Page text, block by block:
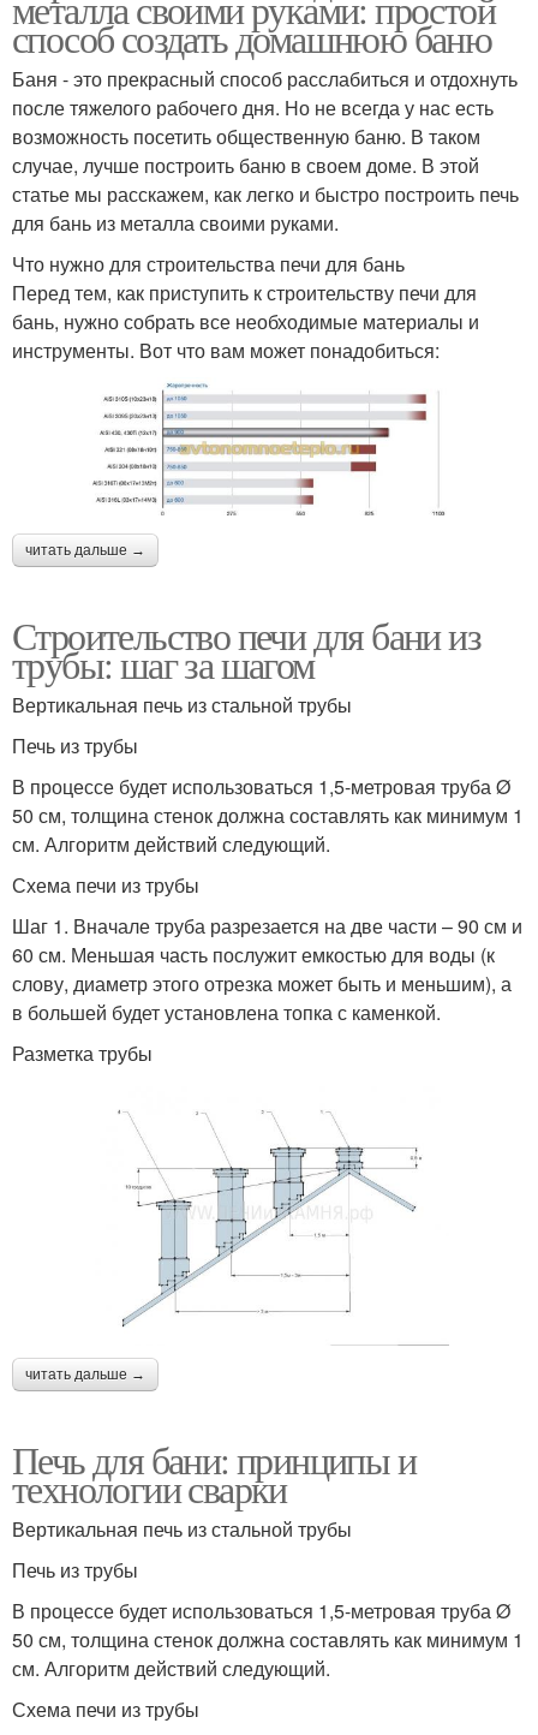
способ создать домашнюю баню
Баня - это прекрасный способ расслабиться и отдохнуть
после тяжелого рабочего дня. Но не всегда у нас есть
возможность посетить общественную баню. В таком
случае, лучше построить баню в своем доме. В этой
статье мы расскажем, как легко и быстро построить печь
для бань из металла своими руками.
Что нужно для строительства печи для бань
Перед тем, как приступить к строительству печи для
бань, нужно собрать все необходимые материалы и
инструменты. Вот что вам может понадобиться:
читать дальше →
Строительство печи для бани из
трубы: шаг за шагом
Вертикальная печь из стальной трубы
Печь из трубы
В процессе будет использоваться 1,5-метровая труба Ø
50 см, толщина стенок должна составлять как минимум 1
см. Алгоритм действий следующий.
Схема печи из трубы
Шаг 1. Вначале труба разрезается на две части – 90 см и
60 см. Меньшая часть послужит емкостью для воды (к
слову, диаметр этого отрезка может быть и меньшим), а
в большей будет установлена топка с каменкой.
Разметка трубы
читать дальше →
Печь для бани: принципы и
технологии сварки
Вертикальная печь из стальной трубы
Печь из трубы
В процессе будет использоваться 1,5-метровая труба Ø
50 см, толщина стенок должна составлять как минимум 1
см. Алгоритм действий следующий.
Схема печи из трубы